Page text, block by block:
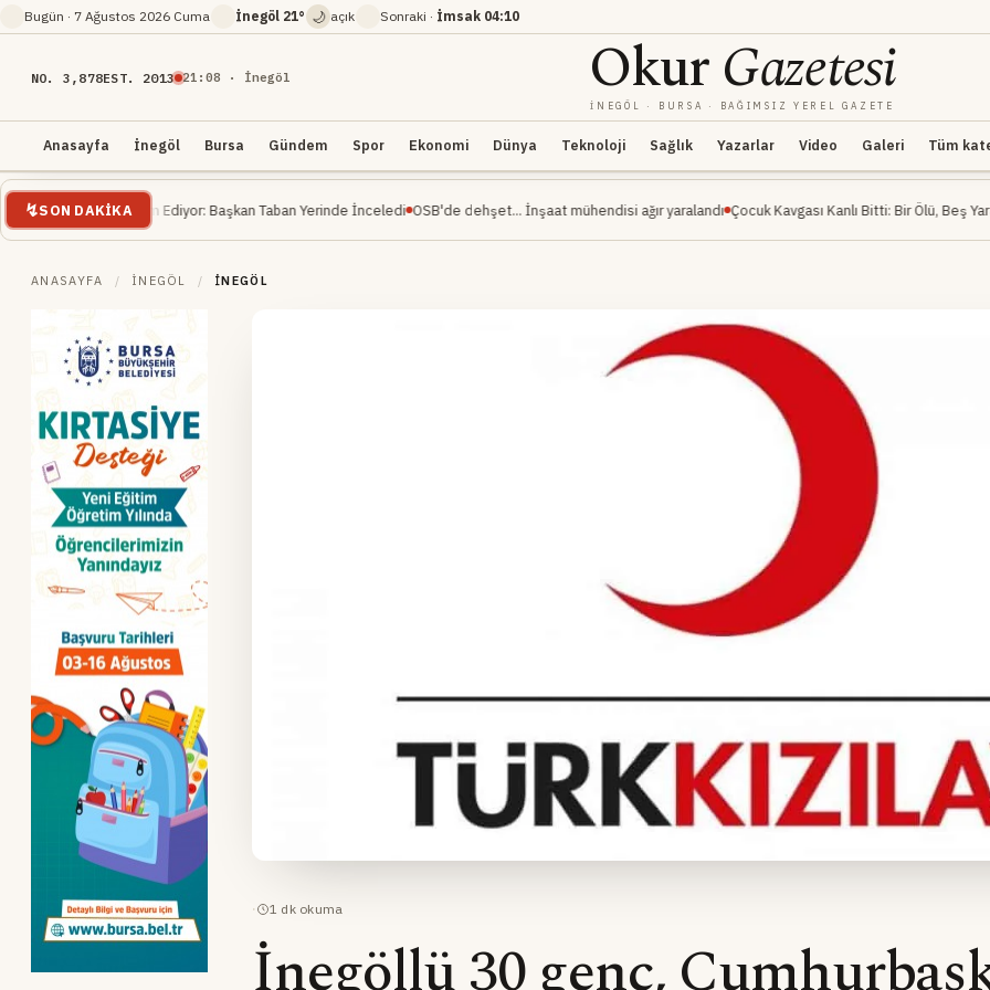
Bugün · 7 Ağustos 2026 Cuma İnegöl 21° 🌙 açık Sonraki · İmsak 04:10
NO. 3,878EST. 2013 21 :08 · İnegöl OkurGazetesi
İNEGÖL · BURSA · BAĞIMSIZ YEREL GAZETE
Anasayfa İnegöl Bursa Gündem Spor Ekonomi Dünya Teknoloji Sağlık Yazarlar Video Galeri Tüm
SON DAKIKA
Devam Ediyor: Başkan Taban Yerinde İnceledi OSB'de dehşet... İnşaat mühendisi ağır yaralandı Çocuk Kavgası Kanlı Bitti: Bir Ölü, Beş Yaralı İnegöl
ANASAYFA / İNEGÖL / İNEGÖL
· 1 dk okuma